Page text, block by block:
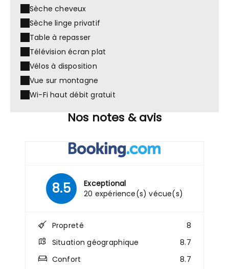
Sèche cheveux
Sèche linge privatif
Table à repasser
Télévision écran plat
Vélos à disposition
Vue sur montagne
Wi-Fi haut débit gratuit
Nos notes & avis
8.5
Exceptional
20 expérience(s) vécue(s)
Propreté
8
Situation géographique
8.7
Confort
8.7